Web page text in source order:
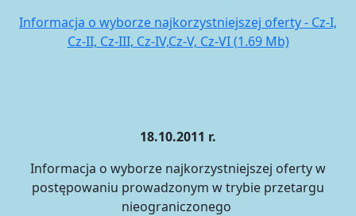
Informacja o wyborze najkorzystniejszej oferty - Cz-I,
Cz-II, Cz-III, Cz-IV,Cz-V, Cz-VI (1.69 Mb)
18.10.2011 r.
Informacja o wyborze najkorzystniejszej oferty w
postępowaniu prowadzonym w trybie przetargu
nieograniczonego